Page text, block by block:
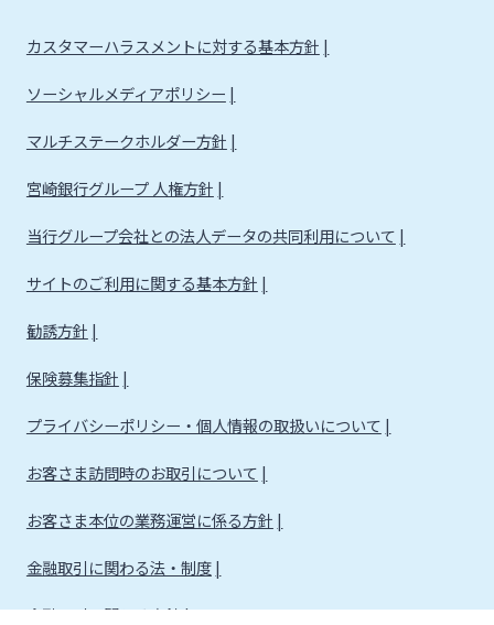
カスタマーハラスメントに対する基本方針
ソーシャルメディアポリシー
マルチステークホルダー方針
宮崎銀行グループ 人権方針
当行グループ会社との法人データの共同利用について
サイトのご利用に関する基本方針
勧誘方針
保険募集指針
プライバシーポリシー・個人情報の取扱いについて
お客さま訪問時のお取引について
お客さま本位の業務運営に係る方針
金融取引に関わる法・制度
金融取引に関わる方針